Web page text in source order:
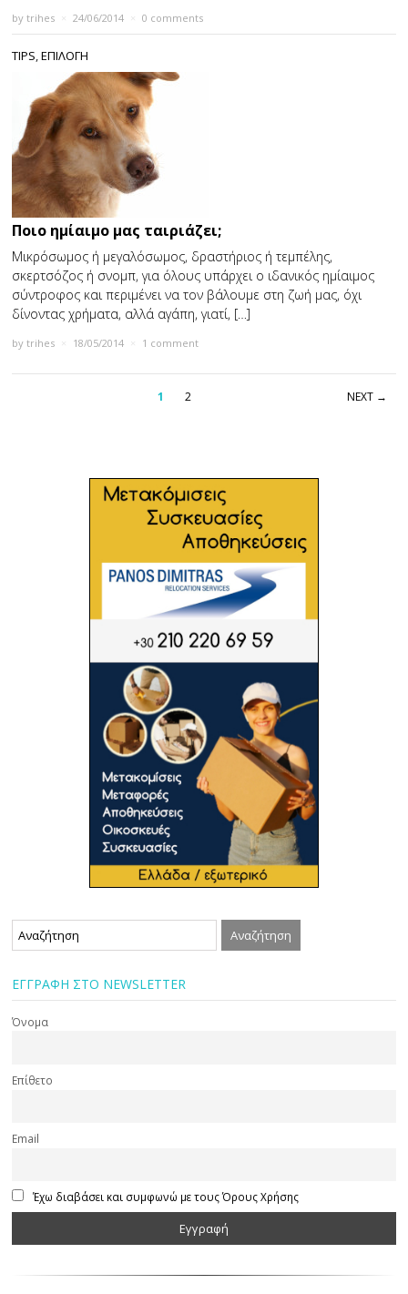
bytrihes 24/06/2014 0 comments
TIPS,ΕΠΙΛΟΓΗ
Ποιο ημίαιμο μας ταιριάζει;
Μικρόσωμος ή μεγαλόσωμος, δραστήριος ή τεμπέλης,
σκερτσόζος ή σνομπ, για όλους υπάρχει ο ιδανικός ημίαιμος
σύντροφος και περιμένει να τον βάλουμε στη ζωή μας, όχι
δίνοντας χρήματα, αλλά αγάπη, γιατί, […]
bytrihes 18/05/2014 1 comment
1 2 NEXT →
ΕΓΓΡΑΦΗ ΣΤΟ NEWSLETTER
Όνομα
Επίθετο
Email
Έχω διαβάσει και συμφωνώ με τους Όρους Χρήσης